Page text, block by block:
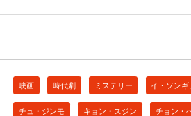
映画 時代劇 ミステリー イ・ソンギ
チュ・ジンモ キョン・スジン チョン・